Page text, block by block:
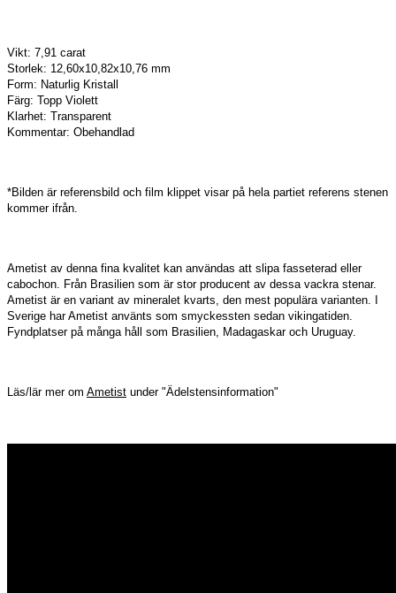
Vikt: 7,91 carat
Storlek: 12,60x10,82x10,76 mm
Form: Naturlig Kristall
Färg: Topp Violett
Klarhet: Transparent
Kommentar: Obehandlad
*Bilden är referensbild och film klippet visar på hela partiet referens stenen
kommer ifrån.
Ametist av denna fina kvalitet kan användas att slipa fasseterad eller
cabochon. Från Brasilien som är stor producent av dessa vackra stenar.
Ametist är en variant av mineralet kvarts, den mest populära varianten. I
Sverige har Ametist använts som smyckessten sedan vikingatiden.
Fyndplatser på många håll som Brasilien, Madagaskar och Uruguay.
Läs/lär mer om Ametist under "Ädelstensinformation"